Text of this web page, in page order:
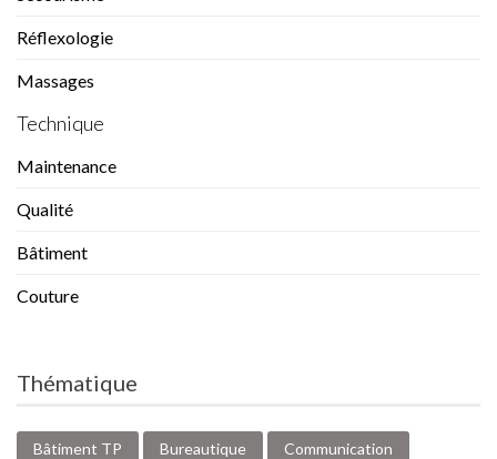
Réflexologie
Massages
Technique
Maintenance
Qualité
Bâtiment
Couture
Thématique
Bâtiment TP Bureautique Communication